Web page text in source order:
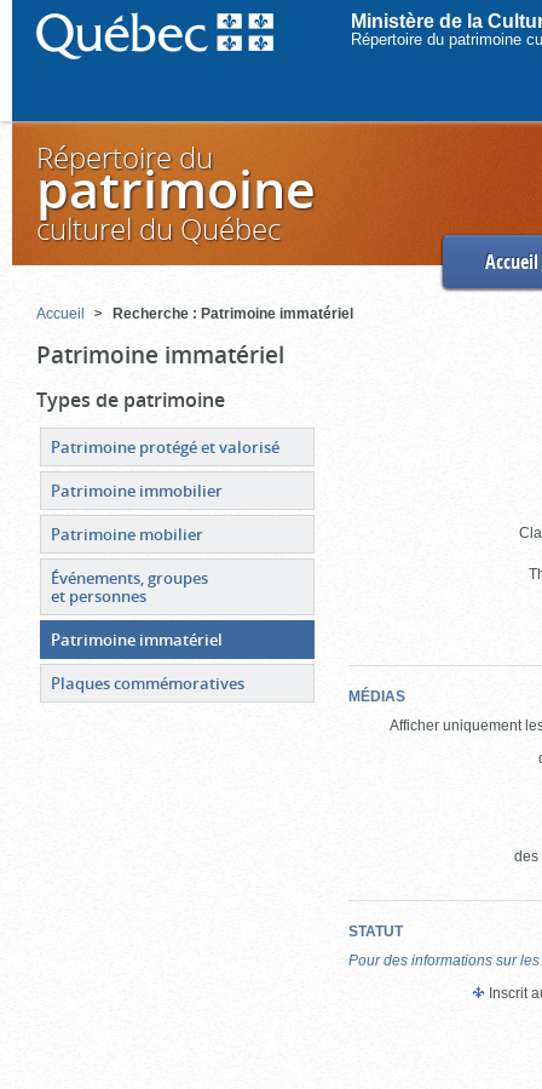
Ministère de la
Répertoire du patrimoine
Répertoire du
patrimoine
culturel du Québec
Accueil
Accueil Recherche : Patrimoine immatériel
Patrimoine immatériel
MÉDIAS
Afficher uniquement
des
STATUT
Pour des informations sur
Inscrit
Types de patrimoine
Patrimoine protégé et valorisé
Patrimoine immobilier
Patrimoine mobilier
Événements, groupes
et personnes
Patrimoine immatériel
Plaques commémoratives